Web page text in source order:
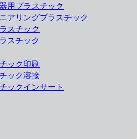
用プラスチック
アリングプラスチック
スチック
スチック
ック印刷
ック溶接
ックインサート